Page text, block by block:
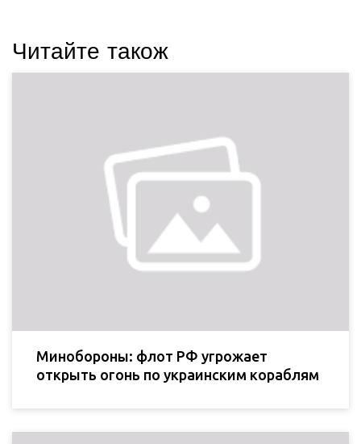
Читайте також
Минобороны: флот РФ угрожает
открыть огонь по украинским кораблям